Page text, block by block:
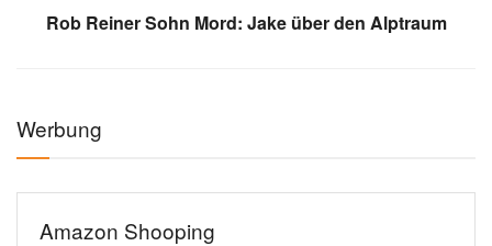
Rob Reiner Sohn Mord: Jake über den Alptraum
Werbung
Amazon Shooping